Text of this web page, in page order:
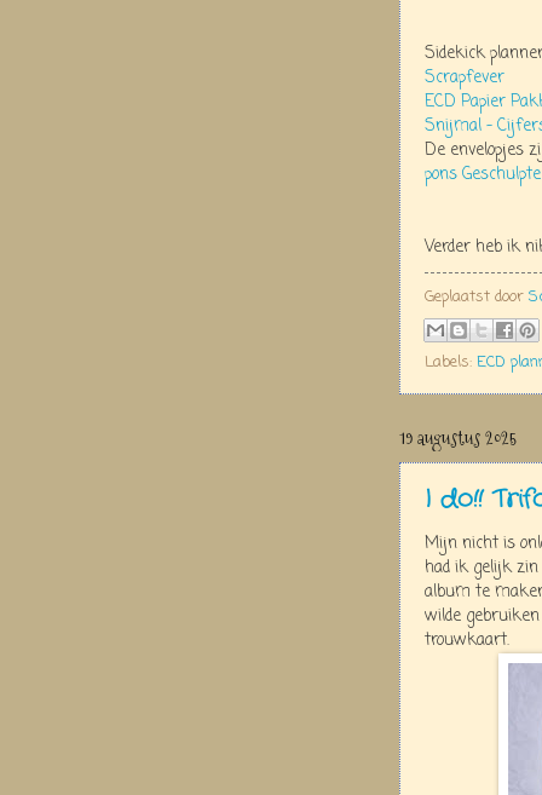
Sidekick
Scrapfever
ECD Papier
Snijmal –
De envelopjes
pons
Verder heb ik
Geplaatst door
Labels: ECD
19 augustus 2025
I do!!
Mijn nicht is
had ik gelijk
album te
wilde
trouwkaart.